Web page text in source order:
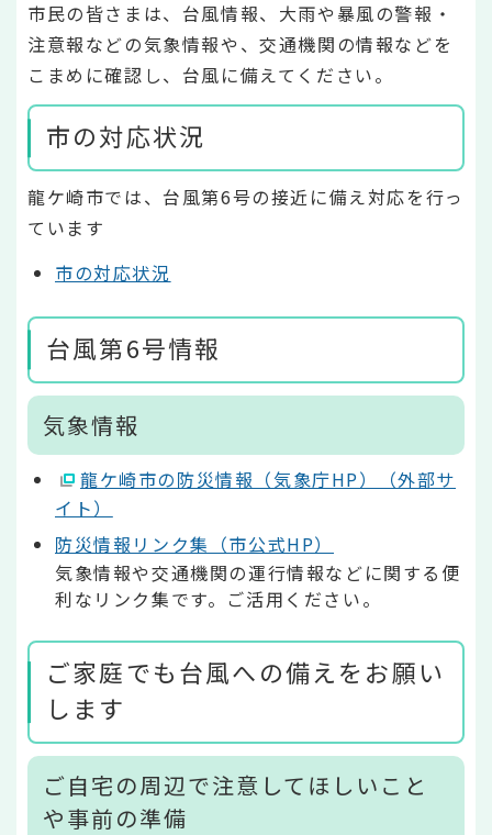
市民の皆さまは、台風情報、大雨や暴風の警報・
注意報などの気象情報や、交通機関の情報などを
こまめに確認し、台風に備えてください。
市の対応状況
龍ケ崎市では、台風第6号の接近に備え対応を行っ
ています
市の対応状況
台風第6号情報
気象情報
龍ケ崎市の防災情報（気象庁HP）（外部サ
イト）
防災情報リンク集（市公式HP）
気象情報や交通機関の運行情報などに関する便
利なリンク集です。ご活用ください。
ご家庭でも台風への備えをお願い
します
ご自宅の周辺で注意してほしいこと
や事前の準備